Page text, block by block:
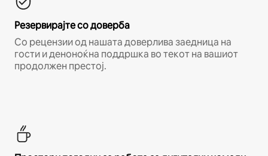
Резервирајте со доверба
Со рецензии од нашата доверлива заедница на
гости и деноноќна поддршка во текот на вашиот
продолжен престој.